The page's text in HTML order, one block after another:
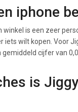
iphone
is een zeer
iets wilt kopen. Voor
cijfer van
is